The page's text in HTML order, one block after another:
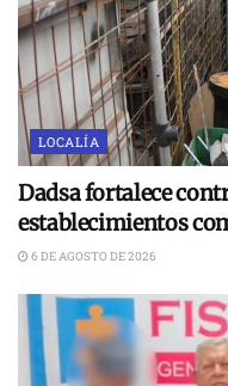
LOCALÍA
Dadsa fortalece
establecimientos
6 DE AGOSTO DE 2026